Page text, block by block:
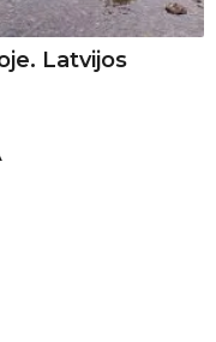
Latvijos